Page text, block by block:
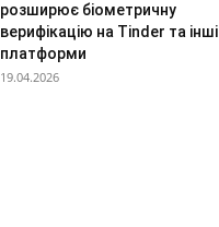
розширює біометричну
верифікацію на Tinder та інші
платформи
19.04.2026